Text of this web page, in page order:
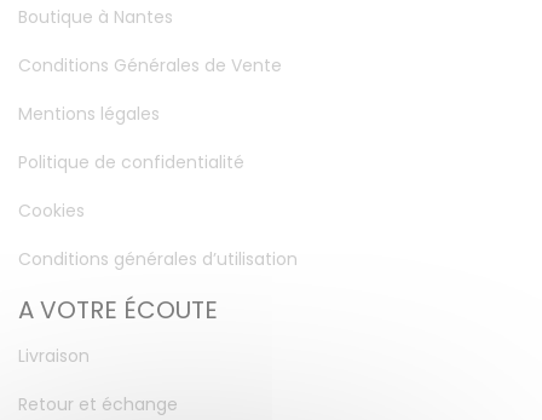
Boutique à Nantes
Conditions Générales de Vente
Mentions légales
Politique de confidentialité
Cookies
Conditions générales d’utilisation
A VOTRE ÉCOUTE
Livraison
Retour et échange